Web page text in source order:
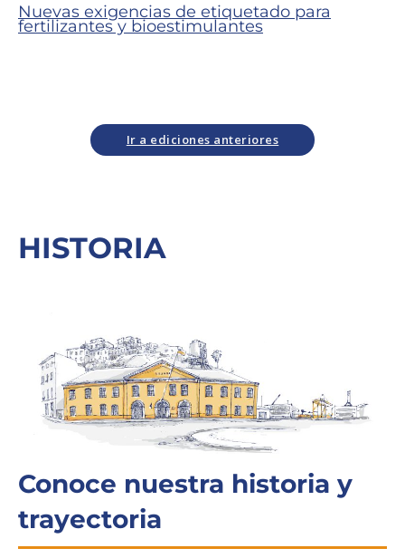
Nuevas exigencias de etiquetado para
fertilizantes y bioestimulantes
Ir a ediciones anteriores
HISTORIA
Conoce nuestra historia y
trayectoria